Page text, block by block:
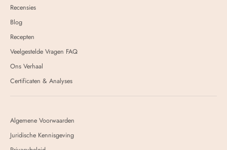
Recensies
Blog
Recepten
Veelgestelde Vragen FAQ
Ons Verhaal
Certificaten & Analyses
Algemene Voorwaarden
Juridische Kennisgeving